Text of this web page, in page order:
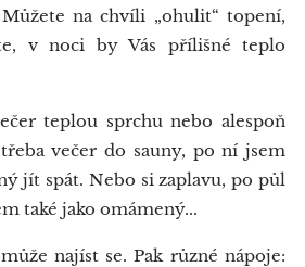
na chvíli „ohulit“ topení,
v noci by Vás přílišné teplo
teplou sprchu nebo alespoň
večer do sauny, po ní jsem
jít spát. Nebo si zaplavu, po půl
také jako omámený...
najíst se. Pak různé nápoje: